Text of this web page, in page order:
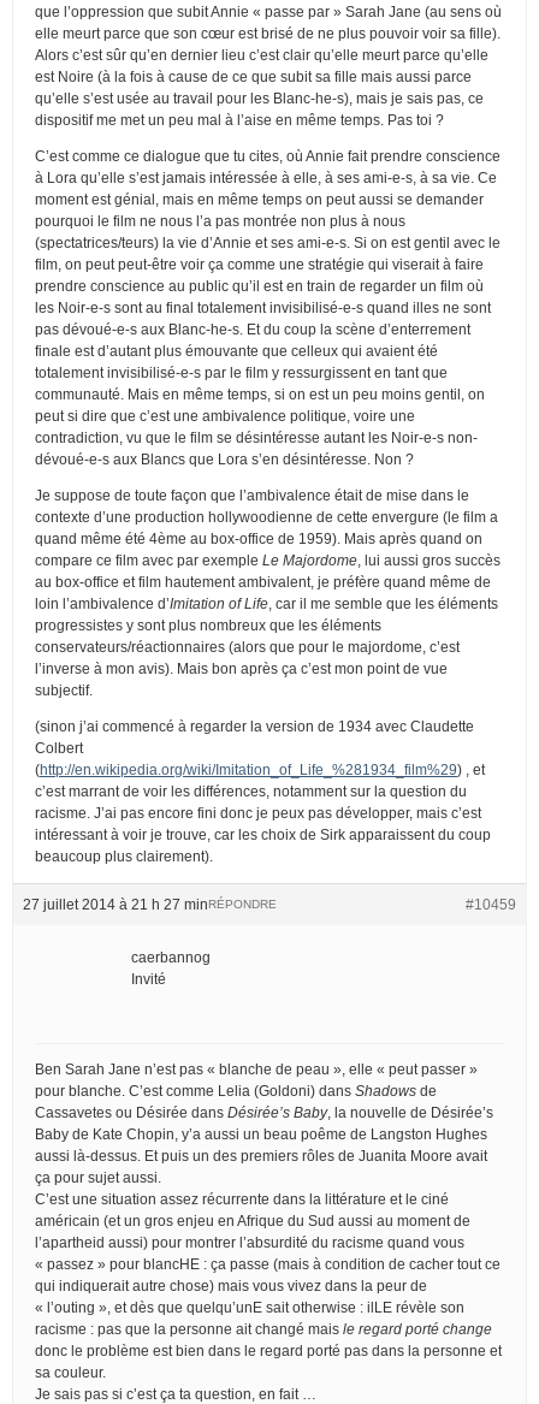
que l’oppression que subit Annie « passe par » Sarah Jane (au sens où
elle meurt parce que son cœur est brisé de ne plus pouvoir voir sa fille).
Alors c’est sûr qu’en dernier lieu c’est clair qu’elle meurt parce qu’elle
est Noire (à la fois à cause de ce que subit sa fille mais aussi parce
qu’elle s’est usée au travail pour les Blanc-he-s), mais je sais pas, ce
dispositif me met un peu mal à l’aise en même temps. Pas toi ?
C’est comme ce dialogue que tu cites, où Annie fait prendre conscience
à Lora qu’elle s’est jamais intéressée à elle, à ses ami-e-s, à sa vie. Ce
moment est génial, mais en même temps on peut aussi se demander
pourquoi le film ne nous l’a pas montrée non plus à nous
(spectatrices/teurs) la vie d’Annie et ses ami-e-s. Si on est gentil avec le
film, on peut peut-être voir ça comme une stratégie qui viserait à faire
prendre conscience au public qu’il est en train de regarder un film où
les Noir-e-s sont au final totalement invisibilisé-e-s quand illes ne sont
pas dévoué-e-s aux Blanc-he-s. Et du coup la scène d’enterrement
finale est d’autant plus émouvante que celleux qui avaient été
totalement invisibilisé-e-s par le film y ressurgissent en tant que
communauté. Mais en même temps, si on est un peu moins gentil, on
peut si dire que c’est une ambivalence politique, voire une
contradiction, vu que le film se désintéresse autant les Noir-e-s non-
dévoué-e-s aux Blancs que Lora s’en désintéresse. Non ?
Je suppose de toute façon que l’ambivalence était de mise dans le
contexte d’une production hollywoodienne de cette envergure (le film a
quand même été 4ème au box-office de 1959). Mais après quand on
compare ce film avec par exemple Le Majordome , lui aussi gros succès
au box-office et film hautement ambivalent, je préfère quand même de
loin l’ambivalence d’Imitation of Life , car il me semble que les éléments
progressistes y sont plus nombreux que les éléments
conservateurs/réactionnaires (alors que pour le majordome, c’est
l’inverse à mon avis). Mais bon après ça c’est mon point de vue
subjectif.
(sinon j’ai commencé à regarder la version de 1934 avec Claudette
Colbert
(http://en.wikipedia.org/wiki/Imitation_of_Life_%281934_film%29) , et
c’est marrant de voir les différences, notamment sur la question du
racisme. J’ai pas encore fini donc je peux pas développer, mais c’est
intéressant à voir je trouve, car les choix de Sirk apparaissent du coup
beaucoup plus clairement).
27 juillet 2014 à 21 h 27 min #10459
RÉPONDRE
caerbannog
Invité
Ben Sarah Jane n’est pas « blanche de peau », elle « peut passer »
pour blanche. C’est comme Lelia (Goldoni) dans Shadows de
Cassavetes ou Désirée dans Désirée’s Baby, la nouvelle de Désirée’s
Baby de Kate Chopin, y’a aussi un beau poême de Langston Hughes
aussi là-dessus. Et puis un des premiers rôles de Juanita Moore avait
ça pour sujet aussi.
C’est une situation assez récurrente dans la littérature et le ciné
américain (et un gros enjeu en Afrique du Sud aussi au moment de
l’apartheid aussi) pour montrer l’absurdité du racisme quand vous
« passez » pour blancHE : ça passe (mais à condition de cacher tout ce
qui indiquerait autre chose) mais vous vivez dans la peur de
« l’outing », et dès que quelqu’unE sait otherwise : ilLE révèle son
racisme : pas que la personne ait changé mais le regard porté change
donc le problème est bien dans le regard porté pas dans la personne et
sa couleur.
Je sais pas si c’est ça ta question, en fait …